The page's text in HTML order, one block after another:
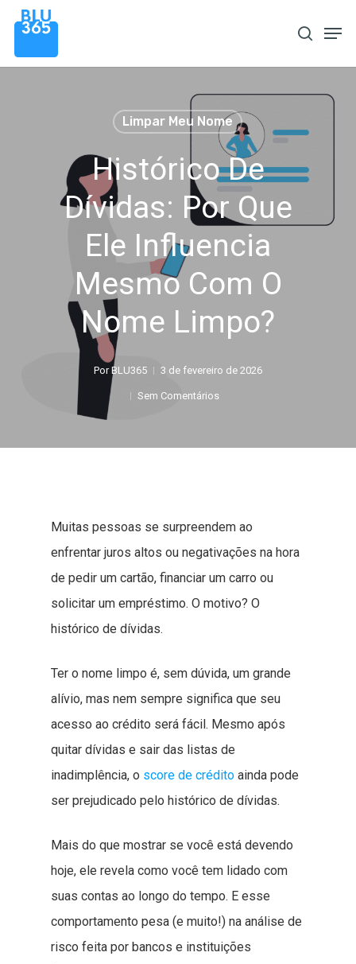
Pular
para
procura
Limpar Meu Nome
Histórico De
Dívidas: Por Que
Ele Influencia
Mesmo Com O
Nome Limpo?
Por BLU365 3 de fevereiro de 2026
Sem Comentários
Muitas pessoas se surpreendem ao
enfrentar juros altos ou negativações na hora
de pedir um cartão, financiar um carro ou
solicitar um empréstimo. O motivo? O
histórico de dívidas.
Ter o nome limpo é, sem dúvida, um grande
alívio, mas nem sempre significa que seu
acesso ao crédito será fácil. Mesmo após
quitar dívidas e sair das listas de
inadimplência, o score de crédito ainda pode
ser prejudicado pelo histórico de dívidas.
Mais do que mostrar se você está devendo
hoje, ele revela como você tem lidado com
suas contas ao longo do tempo. E esse
comportamento pesa (e muito!) na análise de
risco feita por bancos e instituições